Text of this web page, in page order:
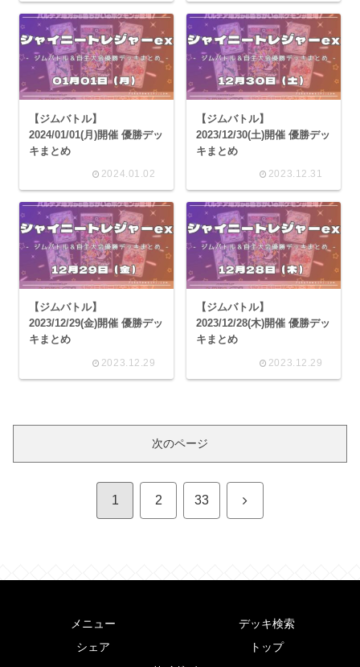
【ジムバトル】
2024/01/01(月)開催 優勝デッ
キまとめ
2024.01.02
【ジムバトル】
2023/12/30(土)開催 優勝デッ
キまとめ
2023.12.31
【ジムバトル】
2023/12/29(金)開催 優勝デッ
キまとめ
2023.12.29
【ジムバトル】
2023/12/28(木)開催 優勝デッ
キまとめ
2023.12.29
次のページ
1 2 33 次
メニュー
デッキ検索
シェア
トップ